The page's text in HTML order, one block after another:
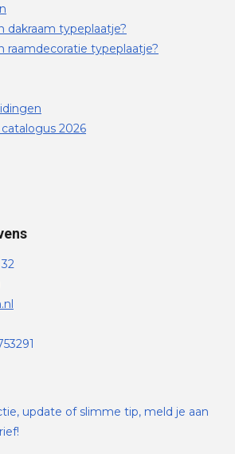
dakraam typeplaatje?
raamdecoratie typeplaatje?
2026
update of slimme tip, meld je aan